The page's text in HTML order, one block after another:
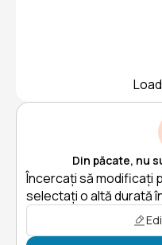
Din păcate, nu
Încercați să modificați
selectați o altă durată